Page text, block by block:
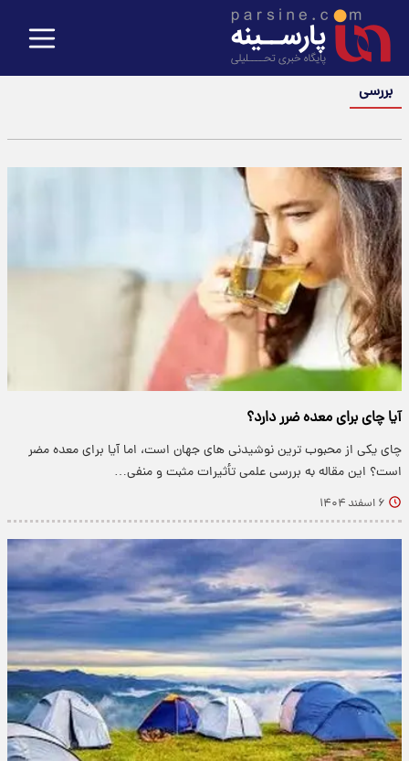
بررسی
آیا چای برای معده ضرر دارد؟
چای یکی از محبوب ترین نوشیدنی های جهان است، اما آیا برای معده مضر
است؟ این مقاله به بررسی علمی تأثیرات مثبت و منفی…
۶ اسفند ۱۴۰۴